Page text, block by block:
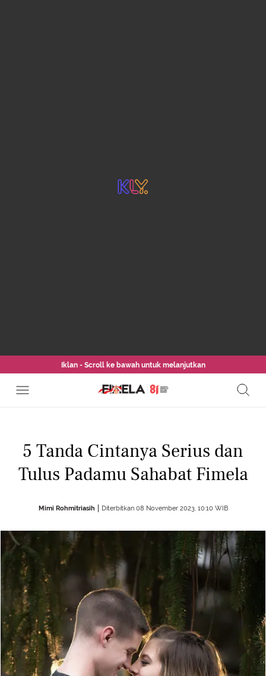
Iklan - Scroll ke bawah untuk melanjutkan
5 Tanda Cintanya Serius dan
Tulus Padamu Sahabat Fimela
Mimi Rohmitriasih Diterbitkan 08 November 2023, 10:10 WIB